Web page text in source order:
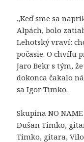
„Keď sme sa
Alpách, bolo
Lehotský vraví:
počasie. O chvíľu
Jaro Bekr s tým,
dokonca čakalo
sa Igor Timko.
Skupina NO
Dušan Timko,
Timko, gitara,